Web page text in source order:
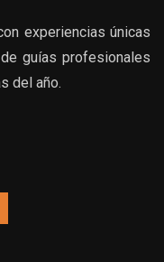
experiencias únicas
guías profesionales
del año.